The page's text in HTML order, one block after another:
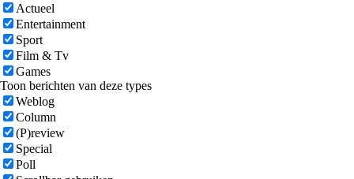
Actueel
Entertainment
Sport
Film & Tv
Games
Toon berichten van deze types
Weblog
Column
(P)review
Special
Poll